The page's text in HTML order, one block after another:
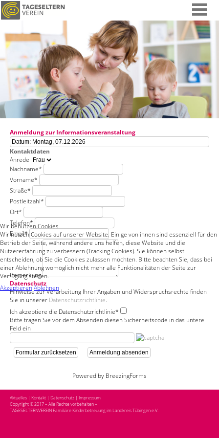
Anmeldung zur Informationsveranstaltung
Kontaktdaten
Anrede
Nachname*
Vorname*
Straße*
Postleitzahl*
Ort*
Telefon*
Email*
Bemerkung
Datenschutz
Hinweise zur Verarbeitung Ihrer Angaben und Widerspruchsrechte finden
Sie in unserer Datenschutzrichtlinie.
Ich akzeptiere die Datenschutzrichtlinie*
Bitte tragen Sie vor dem Absenden diesen Sicherheitscode in das untere
Feld ein
Formular zurücksetzen Anmeldung absenden
Powered by BreezingForms
Aktuelles | Kontakt | Datenschutz | Impressum
Copyright © 2017 – Alle Rechte vorbehalten –
TAGESELTERNVEREIN Familiäre Kinderbetreuung im Landkreis Tübingen e.V.
Wir benutzen Cookies
Wir nutzen Cookies auf unserer Website. Einige von ihnen sind essenziell für den
Betrieb der Seite, während andere uns helfen, diese Website und die
Nutzererfahrung zu verbessern (Tracking Cookies). Sie können selbst
entscheiden, ob Sie die Cookies zulassen möchten. Bitte beachten Sie, dass bei
einer Ablehnung womöglich nicht mehr alle Funktionalitäten der Seite zur
Verfügung stehen.
AkzeptierenAblehnen